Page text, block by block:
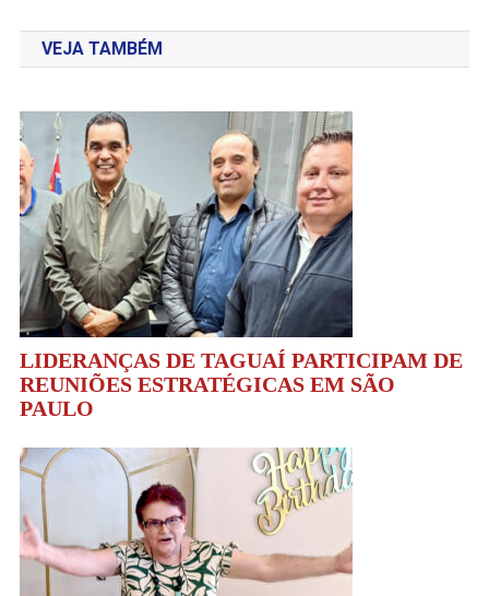
de
Post
VEJA TAMBÉM
LIDERANÇAS DE TAGUAÍ PARTICIPAM DE
REUNIÕES ESTRATÉGICAS EM SÃO
PAULO